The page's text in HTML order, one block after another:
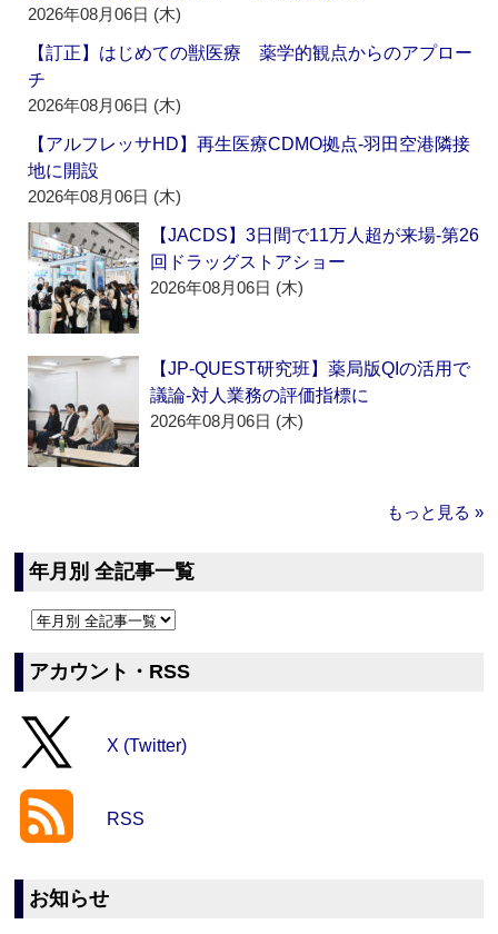
2026年08月06日 (木)
【訂正】はじめての獣医療 薬学的観点からのアプロー
チ
2026年08月06日 (木)
【アルフレッサHD】再生医療CDMO拠点‐羽田空港隣接
地に開設
2026年08月06日 (木)
【JACDS】3日間で11万人超が来場‐第26
回ドラッグストアショー
2026年08月06日 (木)
【JP-QUEST研究班】薬局版QIの活用で
議論‐対人業務の評価指標に
2026年08月06日 (木)
もっと見る »
年月別 全記事一覧
アカウント・RSS
X (Twitter)
RSS
お知らせ